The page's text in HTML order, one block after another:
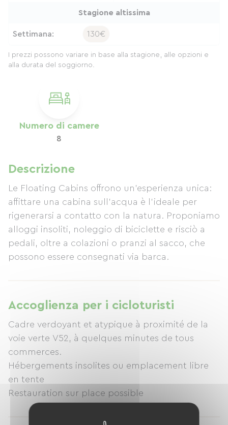
Numero di camere
8
Descrizione
Le Floating Cabins offrono un'esperienza unica:
affittare una cabina sull'acqua è l'ideale per
rigenerarsi a contatto con la natura. Proponiamo
alloggi insoliti, noleggio di biciclette e risciò a
pedali, oltre a colazioni o pranzi al sacco, che
possono essere consegnati via barca.
Accoglienza per i cicloturisti
Cadre verdoyant et atypique à proximité de la
voie verte V52, à quelques minutes de tous
commerces.
Hébergements insolites ou emplacement libre
en tente
Restauration sur place possible
Stagione altissima
Settimana: 130€
I prezzi possono variare in base alla stagione, alle opzioni e
alla durata del soggiorno.